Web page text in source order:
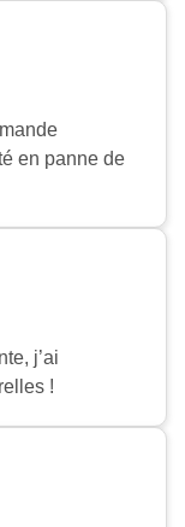
en panne de
j’ai
!